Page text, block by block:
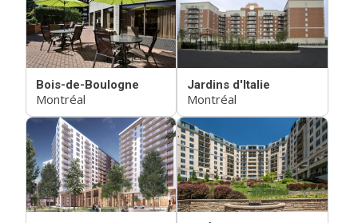
Bois-de-Boulogne
Montréal
Jardins d'Italie
Montréal